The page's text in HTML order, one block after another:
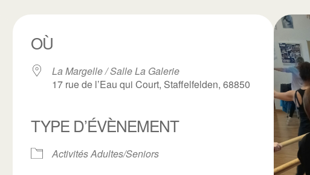
iCalendar
OÙ
La Margelle / Salle La Galerie
17 rue de l’Eau qui Court, Staffelfelden, 68850
TYPE D’ÉVÈNEMENT
Activités Adultes/Seniors